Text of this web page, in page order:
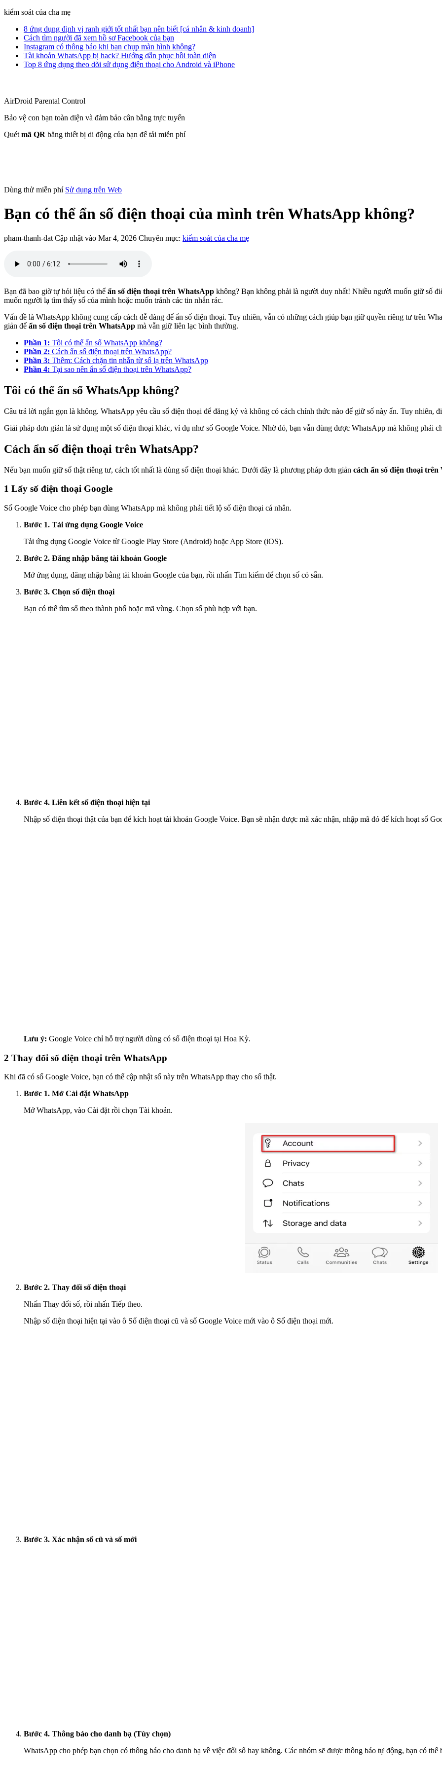
kiểm soát của cha mẹ
8 ứng dụng định vị ranh giới tốt nhất bạn nên biết [cá nhân & kinh doanh]
Cách tìm người đã xem hồ sơ Facebook của bạn
Instagram có thông báo khi bạn chụp màn hình không?
Tài khoản WhatsApp bị hack? Hướng dẫn phục hồi toàn diện
Top 8 ứng dụng theo dõi sử dụng điện thoại cho Android và iPhone
AirDroid Parental Control
Bảo vệ con bạn toàn diện và đảm bảo cân bằng trực tuyến
Quét mã QR bằng thiết bị di động của bạn để tải miễn phí
Dùng thử miễn phí Sử dụng trên Web
Bạn có thể ẩn số điện thoại của mình trên WhatsApp không?
pham-thanh-dat Cập nhật vào Mar 4, 2026 Chuyên mục: kiểm soát của cha mẹ
Bạn đã bao giờ tự hỏi liệu có thể ẩn số điện thoại trên WhatsApp không? Bạn không phải là người duy nhất! Nhiều người muốn giữ số
muốn người lạ tìm thấy số của mình hoặc muốn tránh các tin nhắn rác.
Vấn đề là WhatsApp không cung cấp cách dễ dàng để ẩn số điện thoại. Tuy nhiên, vẫn có những cách giúp bạn giữ quyền riêng tư trên
giản để ẩn số điện thoại trên WhatsApp mà vẫn giữ liên lạc bình thường.
Phần 1: Tôi có thể ẩn số WhatsApp không?
Phần 2: Cách ẩn số điện thoại trên WhatsApp?
Phần 3: Thêm: Cách chặn tin nhắn từ số lạ trên WhatsApp
Phần 4: Tại sao nên ẩn số điện thoại trên WhatsApp?
Tôi có thể ẩn số WhatsApp không?
Câu trả lời ngắn gọn là không. WhatsApp yêu cầu số điện thoại để đăng ký và không có cách chính thức nào để giữ số này ẩn. Tuy nhiên,
Giải pháp đơn giản là sử dụng một số điện thoại khác, ví dụ như số Google Voice. Nhờ đó, bạn vẫn dùng được WhatsApp mà không phải
Cách ẩn số điện thoại trên WhatsApp?
Nếu bạn muốn giữ số thật riêng tư, cách tốt nhất là dùng số điện thoại khác. Dưới đây là phương pháp đơn giản cách ẩn số điện thoại
1 Lấy số điện thoại Google
Số Google Voice cho phép bạn dùng WhatsApp mà không phải tiết lộ số điện thoại cá nhân.
Bước 1. Tải ứng dụng Google Voice
Tải ứng dụng Google Voice từ Google Play Store (Android) hoặc App Store (iOS).
Bước 2. Đăng nhập bằng tài khoản Google
Mở ứng dụng, đăng nhập bằng tài khoản Google của bạn, rồi nhấn Tìm kiếm để chọn số có sẵn.
Bước 3. Chọn số điện thoại
Bạn có thể tìm số theo thành phố hoặc mã vùng. Chọn số phù hợp với bạn.
Bước 4. Liên kết số điện thoại hiện tại
Nhập số điện thoại thật của bạn để kích hoạt tài khoản Google Voice. Bạn sẽ nhận được mã xác nhận, nhập mã đó để kích hoạt số
Lưu ý: Google Voice chỉ hỗ trợ người dùng có số điện thoại tại Hoa Kỳ.
2 Thay đổi số điện thoại trên WhatsApp
Khi đã có số Google Voice, bạn có thể cập nhật số này trên WhatsApp thay cho số thật.
Bước 1. Mở Cài đặt WhatsApp
Mở WhatsApp, vào Cài đặt rồi chọn Tài khoản.
Bước 2. Thay đổi số điện thoại
Nhấn Thay đổi số, rồi nhấn Tiếp theo.
Nhập số điện thoại hiện tại vào ô Số điện thoại cũ và số Google Voice mới vào ô Số điện thoại mới.
Bước 3. Xác nhận số cũ và số mới
Bước 4. Thông báo cho danh bạ (Tùy chọn)
WhatsApp cho phép bạn chọn có thông báo cho danh bạ về việc đổi số hay không. Các nhóm sẽ được thông báo tự động, bạn có